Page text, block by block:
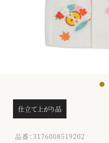
仕立て上がり品
品番：3176008519202